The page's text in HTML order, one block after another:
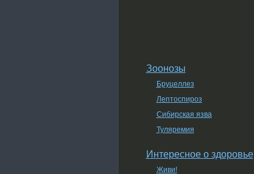
Зоонозы
Бруцеллез
Лептоспироз
Сибирская язва
Туляремия
Интересное о здоровье
Живи!